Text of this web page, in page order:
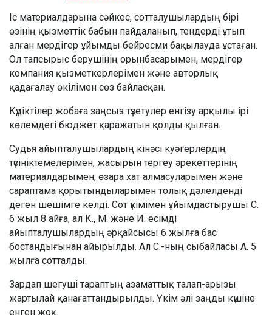
Іс материалдарына сәйкес, сотталушылардың бірі
өзінің қызметтік бабын пайдаланып, тендерді ұтып
алған мердігер ұйымды бейресми бақылауда ұстаған.
Ол тапсырыс берушінің орынбасарымен, мердігер
компания қызметкерлерімен және авторлық
қадағалау өкілімен сөз байласқан.
Күдіктілер жобаға заңсыз түзетулер енгізу арқылы ірі
көлемдегі бюджет қаражатын қолды қылған.
Судья айыпталушылардың кінәсі куәгерлердің
түсініктемелерімен, жасырын тергеу әрекеттерінің
материалдарымен, өзара хат алмасуларымен және
сараптама қорытындыларымен толық дәлелденді
деген шешімге келді. Сот үкімімен ұйымдастырушы С.
6 жыл 8 айға, ал К., М. және И. есімді
айыпталушылардың әрқайсысы 6 жылға бас
бостандығынан айырылды. Ал С.-ның сыбайласы А. 5
жылға сотталды.
Зардап шегуші тараптың азаматтық талап-арызы
жартылай қанағаттандырылды. Үкім әлі заңды күшіне
енген жоқ.